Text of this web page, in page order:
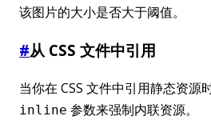
该图片的大小是否大于阈值。
#从 CSS 文件中引用
当你在 CSS 文件中引用静态资源
inline 参数来强制内联资源。